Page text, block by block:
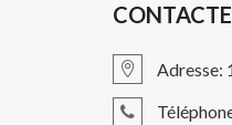
Adresse: